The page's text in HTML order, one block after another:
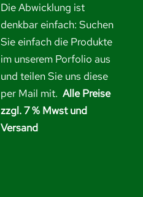
Die Abwicklung ist
denkbar einfach: Suchen
Sie einfach die Produkte
im unserem Porfolio aus
und teilen Sie uns diese
per Mail mit. Alle Preise
zzgl. 7 % Mwst und
Versand